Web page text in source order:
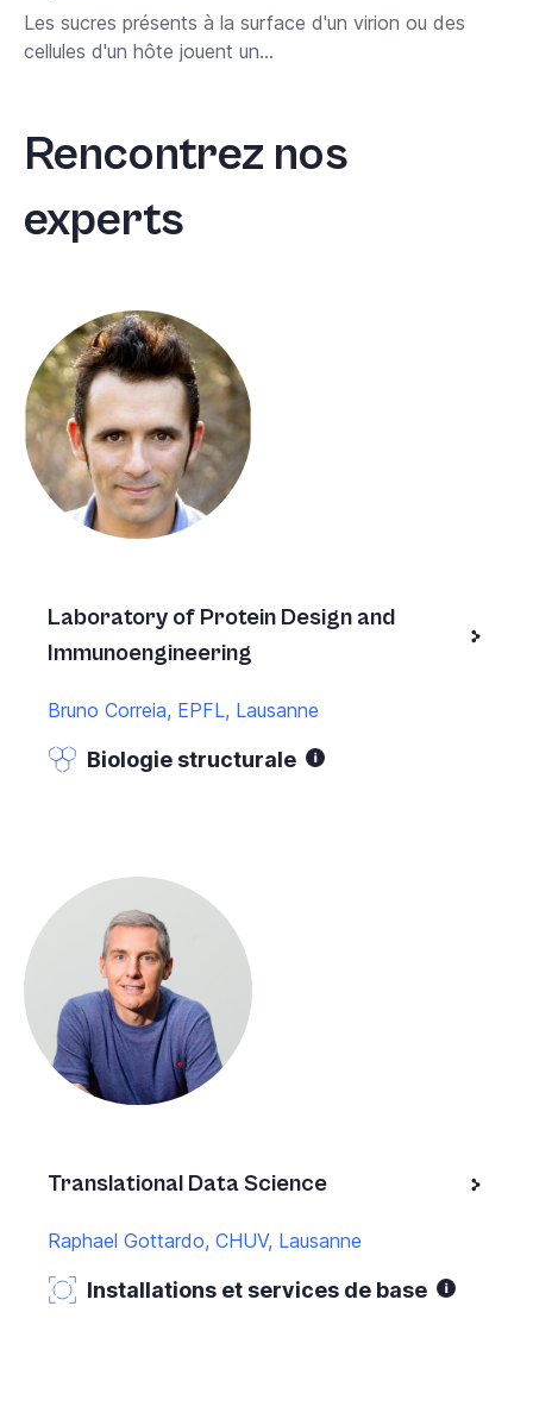
Les sucres présents à la surface d'un virion ou des
cellules d'un hôte jouent un...
Rencontrez nos
experts
Laboratory of Protein Design and
Immunoengineering
Bruno Correia, EPFL, Lausanne
Biologie structurale
Translational Data Science
Raphael Gottardo, CHUV, Lausanne
Installations et services de base